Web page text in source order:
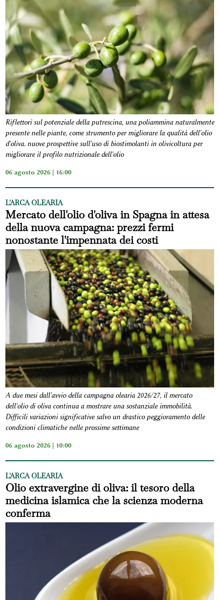
Riflettori sul potenziale della putrescina, una poliammina naturalmente
presente nelle piante, come strumento per migliorare la qualità dell'olio
d'oliva. nuove prospettive sull'uso di biostimolanti in olivicoltura per
migliorare il profilo nutrizionale dell'olio
06 agosto 2026 | 16:00
L'ARCA OLEARIA
Mercato dell'olio d'oliva in Spagna in attesa
della nuova campagna: prezzi fermi
nonostante l'impennata dei costi
A due mesi dall'avvio della campagna olearia 2026/27, il mercato
dell'olio di oliva continua a mostrare una sostanziale immobilità.
Difficili variazioni significative salvo un drastico peggioramento delle
condizioni climatiche nelle prossime settimane
06 agosto 2026 | 10:00
L'ARCA OLEARIA
Olio extravergine di oliva: il tesoro della
medicina islamica che la scienza moderna
conferma